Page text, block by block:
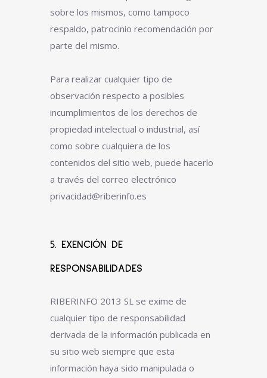
sobre los mismos, como tampoco
respaldo, patrocinio recomendación por
parte del mismo.
Para realizar cualquier tipo de
observación respecto a posibles
incumplimientos de los derechos de
propiedad intelectual o industrial, así
como sobre cualquiera de los
contenidos del sitio web, puede hacerlo
a través del correo electrónico
privacidad@riberinfo.es
5. EXENCIÓN DE
RESPONSABILIDADES
RIBERINFO 2013 SL se exime de
cualquier tipo de responsabilidad
derivada de la información publicada en
su sitio web siempre que esta
información haya sido manipulada o